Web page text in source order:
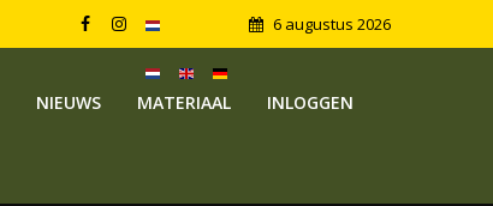
6 augustus 2026
NIEUWS MATERIAAL
INLOGGEN